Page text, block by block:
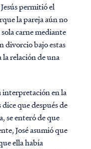
permitió el
la pareja aún no
carne mediante
divorcio bajo estas
relación de una
interpretación en la
que después de
se enteró de que
José asumió que
ella había